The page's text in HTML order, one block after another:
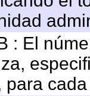
: El
para